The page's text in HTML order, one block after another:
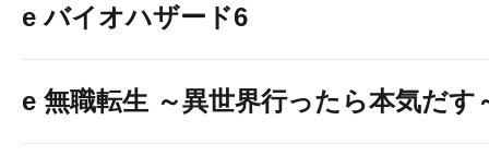
e バイオハザード6
e 無職転生 ～異世界行ったら本気だす